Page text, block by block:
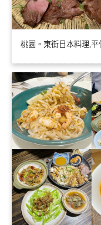
桃園。東街日本料理,